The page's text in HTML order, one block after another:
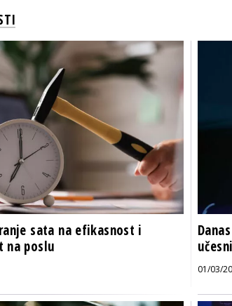
sata na efikasnost i
na poslu
01/03/